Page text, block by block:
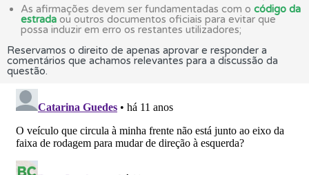
As afirmações devem ser fundamentadas com o código da
estrada ou outros documentos oficiais para evitar que
possa induzir em erro os restantes utilizadores;
Reservamos o direito de apenas aprovar e responder a
comentários que achamos relevantes para a discussão da
questão.